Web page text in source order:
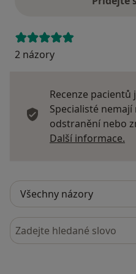
2 názory
Recenze
Specialisté
odstranění nebo
Další informace.
Hledejte v názorech